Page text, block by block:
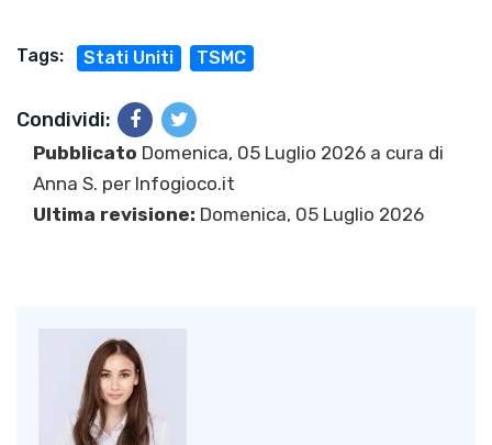
Tags: Stati Uniti TSMC
Condividi:
Pubblicato Domenica, 05 Luglio 2026 a cura di
Anna S. per Infogioco.it
Ultima revisione: Domenica, 05 Luglio 2026